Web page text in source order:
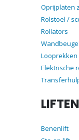
Oprijplaten
Rolstoel /
Rollators
Looprekken
Elektrische
LIFTEN
Benenlift